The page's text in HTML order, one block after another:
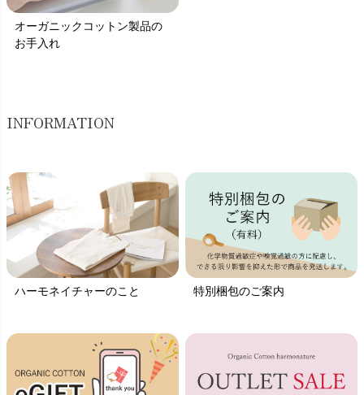
オーガニックコットン製品の
お手入れ
INFORMATION
ハーモネイチャーのこと 特別梱包のご案内